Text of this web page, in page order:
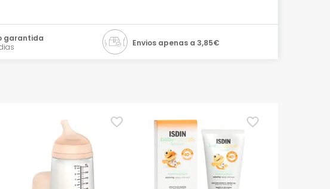
garantida
Envios apenas a 3,85€